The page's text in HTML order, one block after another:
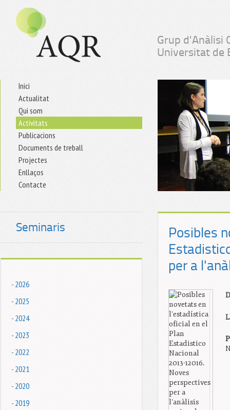
Grup d'Anàlisi
Universitat de
Inici
Actualitat
Qui som
Activitats
Publicacions
Documents de treball
Projectes
Enllaços
Contacte
Seminaris
- 2026
- 2025
- 2024
- 2023
- 2022
- 2021
- 2020
- 2019
Posibles
per a